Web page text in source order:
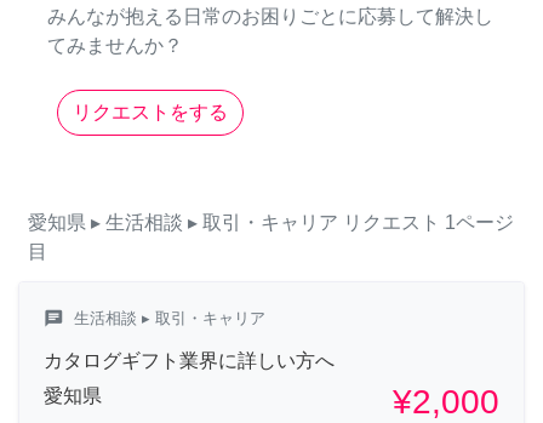
みんなが抱える日常のお困りごとに応募して解決し
てみませんか？
リクエストをする
愛知県 ▸ 生活相談 ▸ 取引・キャリア リクエスト 1ページ
目
chat 生活相談 ▸ 取引・キャリア
カタログギフト業界に詳しい方へ
愛知県
¥2,000